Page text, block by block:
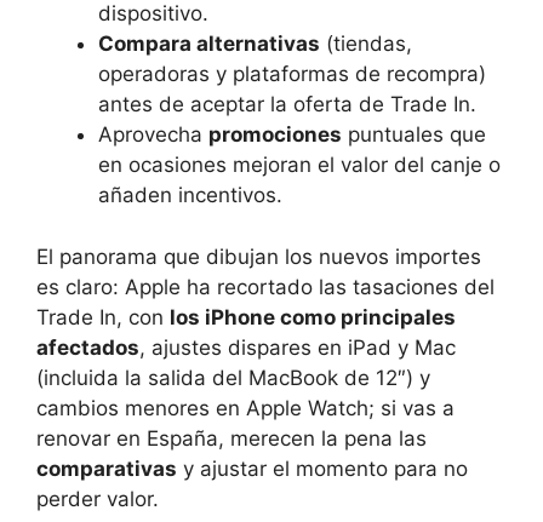
dispositivo.
Compara alternativas (tiendas,
operadoras y plataformas de recompra)
antes de aceptar la oferta de Trade In.
Aprovecha promociones puntuales que
en ocasiones mejoran el valor del canje o
añaden incentivos.
El panorama que dibujan los nuevos importes
es claro: Apple ha recortado las tasaciones del
Trade In, con los iPhone como principales
afectados, ajustes dispares en iPad y Mac
(incluida la salida del MacBook de 12″) y
cambios menores en Apple Watch; si vas a
renovar en España, merecen la pena las
comparativas y ajustar el momento para no
perder valor.